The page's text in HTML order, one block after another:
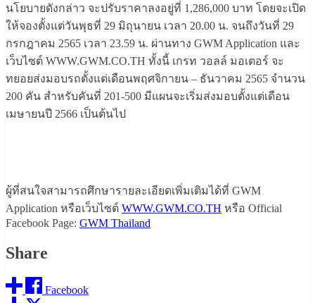
นโยบายดังกล่าว จะปรับราคาลงอยู่ที่ 1,286,000 บาท โดยจะเปิด
ให้จองตั้งแต่วันพุธที่ 29 มิถุนายน เวลา 20.00 น. จนถึงวันที่ 29
กรกฎาคม 2565 เวลา 23.59 น. ผ่านทาง GWM Application และ
เว็บไซต์ WWW.GWM.CO.TH ทั้งนี้ เกรท วอลล์ มอเตอร์ จะ
ทยอยส่งมอบรถตั้งแต่เดือนพฤศจิกายน – ธันวาคม 2565 จำนวน
200 คัน สำหรับคันที่ 201-500 มีแผนจะเริ่มส่งมอบตั้งแต่เดือน
เมษายนปี 2566 เป็นต้นไป
ผู้ที่สนใจสามารถศึกษารายละเอียดเพิ่มเติมได้ที่ GWM
Application หรือเว็บไซต์ WWW.GWM.CO.TH หรือ Official
Facebook Page: GWM Thailand
Share
Facebook